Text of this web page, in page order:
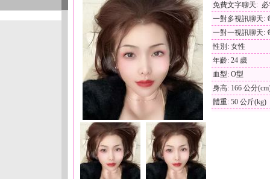
免費文字聊天:
一對多視訊聊天:
一對一視訊聊天:
性別: 女性
年齡: 24 歲
血型: O型
身高: 166 公分
體重: 50 公斤(kg)